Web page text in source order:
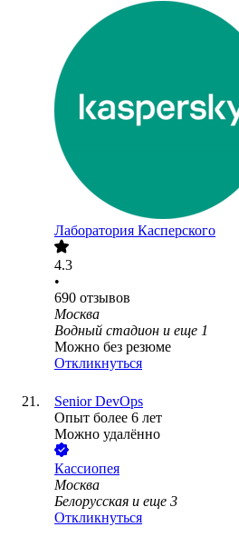
Лаборатория Касперского
4.3
•
690 отзывов
Москва
Водный стадион и еще 1
Можно без резюме
Откликнуться
Senior DevOps
Опыт более 6 лет
Можно удалённо
Кассиопея
Москва
Белорусская и еще 3
Откликнуться